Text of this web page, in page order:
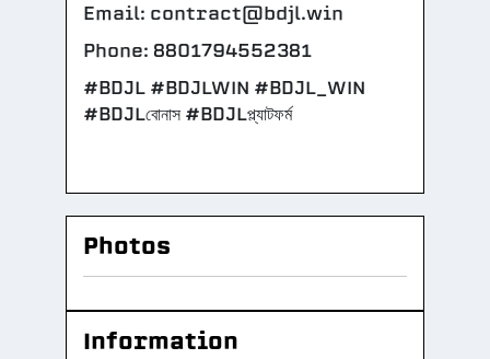
Email: contract@bdjl.win
Phone: 8801794552381
#BDJL #BDJLWIN #BDJL_WIN
#BDJLবোনাস #BDJLপ্ল্যাটফর্ম
Photos
Information